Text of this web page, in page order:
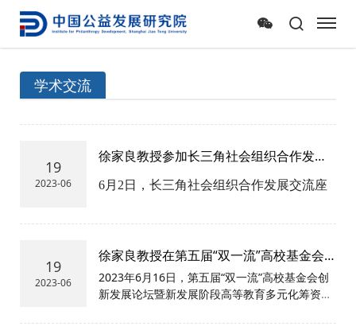
学术交流
19
2023-06
徐家良教授参加长三角社会组织合作发展
交流座谈会
6月2日，长三角社会组织合作发展交流座
19
2023-06
徐家良教授在第五届“双一流”高校基金会
创新发展论坛发言
2023年6月16日，第五届“双一流”高校基金会创
新发展论坛暨新发展阶段高等教育多元化筹资交